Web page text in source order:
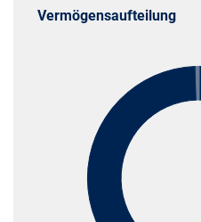
Vermögensaufteilung